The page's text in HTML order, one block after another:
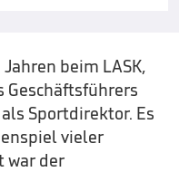
beim LASK,
Geschäftsführers
Sportdirektor. Es
vieler
war der